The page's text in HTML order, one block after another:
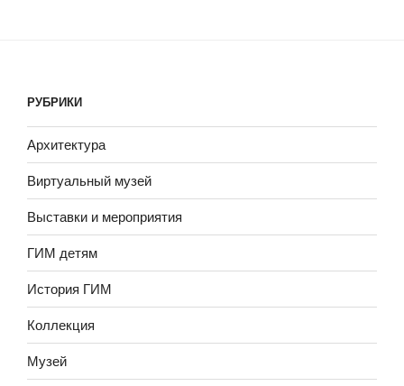
РУБРИКИ
Архитектура
Виртуальный музей
Выставки и мероприятия
ГИМ детям
История ГИМ
Коллекция
Музей